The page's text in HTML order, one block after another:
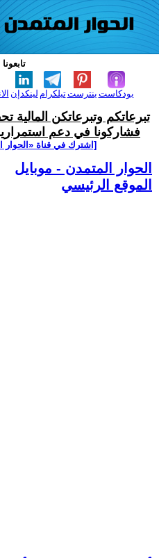
لينكدإن تيلكرامبنترست بودكاست
تبرعاتكم وتبرعاتكن المالية
فشاركونا في دعم
[اشترك في قناة ‫«الحوار
الحوار المتمدن - موبايل
الموقع الرئيسي